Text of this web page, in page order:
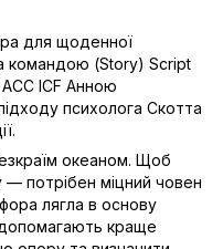
для щоденної
командою (Story) Script
ICF Анною
психолога Скотта
океаном. Щоб
потрібен міцний човен
лягла в основу
допомагають краще